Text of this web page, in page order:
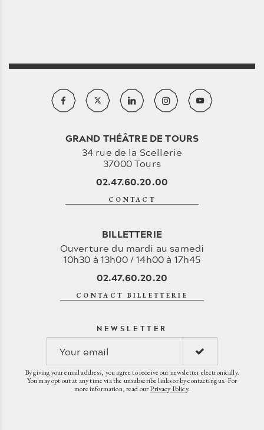
GRAND THÉÂTRE DE TOURS
34 rue de la Scellerie
37000 Tours
02.47.60.20.00
CONTACT
BILLETTERIE
Ouverture du mardi au samedi
10h30 à 13h00 / 14h00 à 17h45
02.47.60.20.20
CONTACT BILLETTERIE
NEWSLETTER
By giving your email address, you agree to receive our newsletter electronically.
You may opt out at any time via the unsubscribe links or by contacting us. For
more information, read ourPrivacy Policy.